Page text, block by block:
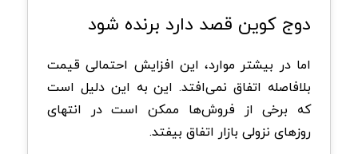
دوج کوین قصد دارد برنده شود
اما در بیشتر موارد، این افزایش احتمالی قیمت
بلافاصله اتفاق نمی‌افتد. این به این دلیل است
که برخی از فروش‌ها ممکن است در انتهای
روزهای نزولی بازار اتفاق بیفتد.